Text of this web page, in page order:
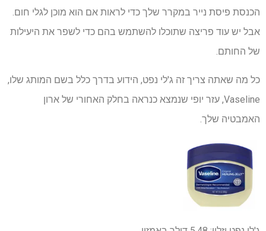
הכנסת פיסת נייר במקרר שלך כדי לראות אם הוא מוכן לגלי חום.
אבל יש עוד פריצה שתוכלו להשתמש בהם כדי לשפר את היעילות
של החותם.
כל מה שאתה צריך זה ג'לי נפט, הידוע בדרך כלל בשם המותג שלו,
Vaseline, עזר יופי שנמצא כנראה בחלק האחורי של ארון
האמבטיה שלך.